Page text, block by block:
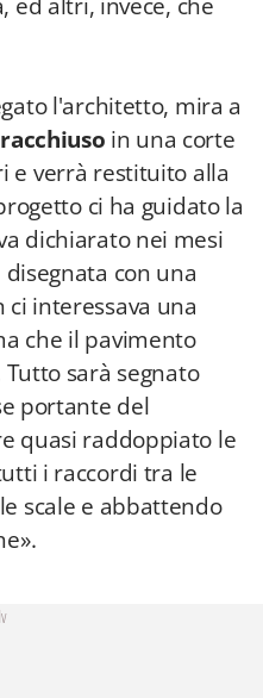
l'architetto, mira a
in una corte
e verrà restituito alla
ci ha guidato la
dichiarato nei mesi
disegnata con una
ci interessava una
che il pavimento
sarà segnato
portante del
quasi raddoppiato le
i raccordi tra le
scale e abbattendo